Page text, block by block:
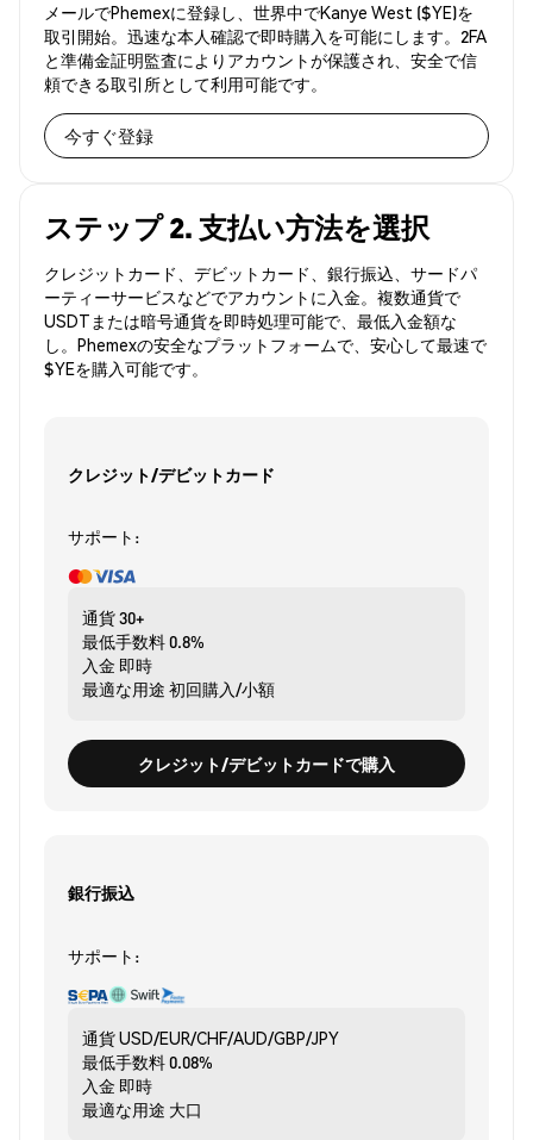
メールでPhemexに登録し、世界中でKanye West ($YE)を
取引開始。迅速な本人確認で即時購入を可能にします。2FA
と準備金証明監査によりアカウントが保護され、安全で信
頼できる取引所として利用可能です。
今すぐ登録
ステップ 2. 支払い方法を選択
クレジットカード、デビットカード、銀行振込、サードパ
ーティーサービスなどでアカウントに入金。複数通貨で
USDTまたは暗号通貨を即時処理可能で、最低入金額な
し。Phemexの安全なプラットフォームで、安心して最速で
$YEを購入可能です。
クレジット/デビットカード
サポート:
通貨30+
最低手数料0.8%
入金 即時
最適な用途 初回購入/小額
クレジット/デビットカードで購入
銀行振込
サポート:
通貨USD/EUR/CHF/AUD/GBP/JPY
最低手数料0.08%
入金 即時
最適な用途 大口